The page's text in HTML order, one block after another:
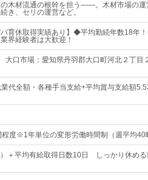
の木材流通の根幹を担う――。木材市場の
き、セリの運営など。
パ育休取得実績あり】◆平均勤続年数18年
界経験者は大歓迎！
大口市場：愛知県丹羽郡大口町河北２丁目
代全額・各種手当支給+平均賞与支給額
度※1年単位の変形労働時間制（週平均40
＋平均有給取得日数10日 しっかり休める